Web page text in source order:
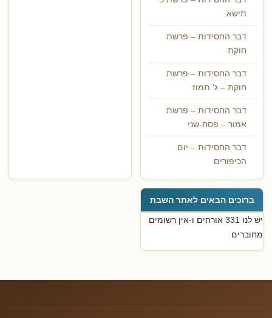
תישא
דבר החסידות – פרשת
חוקת
דבר החסידות – פרשת
חוקת – ג' תמוז
דבר החסידות – פרשת
אמור – פסח-שני
דבר החסידות – יום
הכיפורים
ברוכים הבאים לאתר השבת
יש לנו 331 אורחים ו-אין רשומים
מחוברים